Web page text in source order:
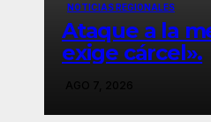
NOTICIAS REGIONALES
Ataque a la
exige cárcel».